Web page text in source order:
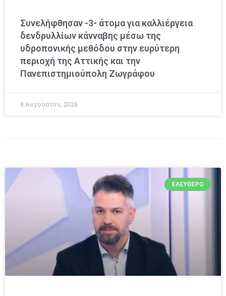
Συνελήφθησαν -3- άτομα για καλλιέργεια
δενδρυλλίων κάνναβης μέσω της
υδροπονικής μεθόδου στην ευρύτερη
περιοχή της Αττικής και την
Πανεπιστημιούπολη Ζωγράφου
8 Αυγούστου, 2026
ΕΛΕΎΘΕΡΟ